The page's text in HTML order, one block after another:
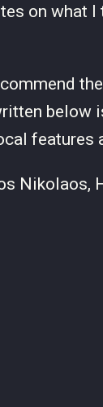
on what I
below
features
Nikolaos,